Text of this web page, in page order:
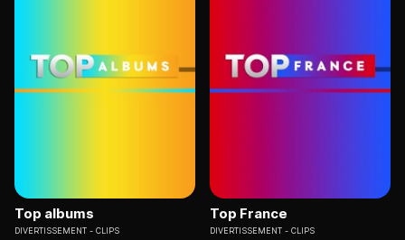
Top albums
DIVERTISSEMENT CLIPS
Top France
DIVERTISSEMENT CLIPS